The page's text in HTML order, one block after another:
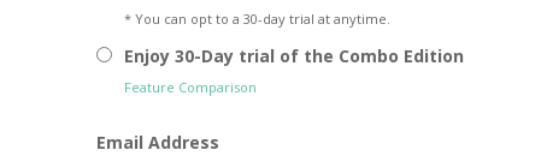
* You can opt to a 30-day trial at anytime.
Enjoy 30-Day trial of the Combo Edition
Feature Comparison
Email Address